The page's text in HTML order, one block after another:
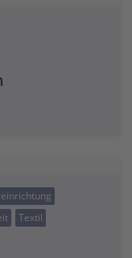
Textil